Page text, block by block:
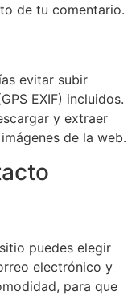
de tu comentario.
evitar subir
EXIF) incluidos.
y extraer
de la web.
puedes elegir
electrónico y
para que